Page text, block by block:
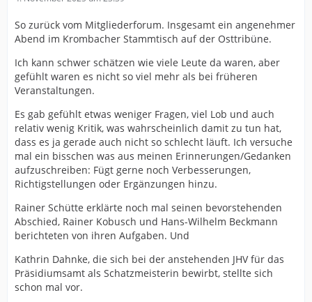
So zurück vom Mitgliederforum. Insgesamt ein angenehmer
Abend im Krombacher Stammtisch auf der Osttribüne.
Ich kann schwer schätzen wie viele Leute da waren, aber
gefühlt waren es nicht so viel mehr als bei früheren
Veranstaltungen.
Es gab gefühlt etwas weniger Fragen, viel Lob und auch
relativ wenig Kritik, was wahrscheinlich damit zu tun hat,
dass es ja gerade auch nicht so schlecht läuft. Ich versuche
mal ein bisschen was aus meinen Erinnerungen/Gedanken
aufzuschreiben: Fügt gerne noch Verbesserungen,
Richtigstellungen oder Ergänzungen hinzu.
Rainer Schütte erklärte noch mal seinen bevorstehenden
Abschied, Rainer Kobusch und Hans-Wilhelm Beckmann
berichteten von ihren Aufgaben. Und
Kathrin Dahnke, die sich bei der anstehenden JHV für das
Präsidiumsamt als Schatzmeisterin bewirbt, stellte sich
schon mal vor.